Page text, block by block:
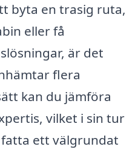
byta en trasig ruta,
eller få
är det
flera
kan du jämföra
vilket i sin tur
ett välgrundat